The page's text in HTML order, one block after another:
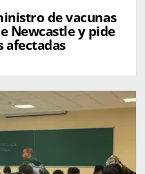
de vacunas
Newcastle y pide
afectadas